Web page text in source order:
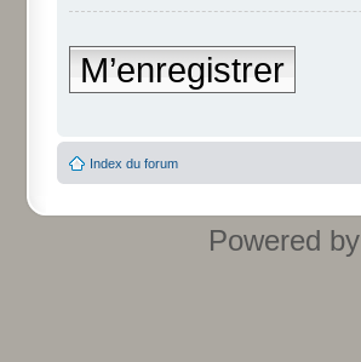
M’enregistrer
Index du forum
Powered by